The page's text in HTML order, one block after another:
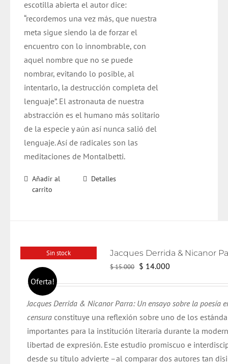
escotilla abierta el autor dice:
“recordemos una vez más, que nuestra
meta sigue siendo la de forzar el
encuentro con lo innombrable, con
aquel nombre que no se puede
nombrar, evitando lo posible, al
intentarlo, la destrucción completa del
lenguaje”. El astronauta de nuestra
abstracción es el humano más solitario
de la especie y aún así nunca salió del
lenguaje. Así de radicales son las
meditaciones de Montalbetti.
Añadir al
carrito
Detalles
Sin stock
Oferta!
$15.000 El
era:
$ 15.000.
$ 14.000
es:
$ 14.000.
Jacques Derrida & Nicanor Parra: Un ensayo sobre la poesía
censura constituye una reflexión sobre uno de los
importantes para la institución literaria durante la
libertad de expresión. Este estudio promiscuo e
desde su título advierte –al comparar dos autores tan